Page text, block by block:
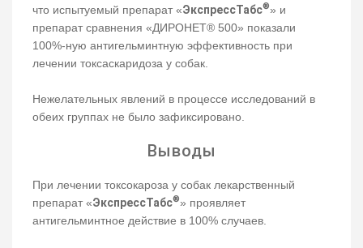
что испытуемый препарат «ЭкспрессТабс®» и
препарат сравнения «ДИРОНЕТ® 500» показали
100%-ную антигельминтную эффективность при
лечении токсаскаридоза у собак.
Нежелательных явлений в процессе исследований в
обеих группах не было зафиксировано.
Выводы
При лечении токсокароза у собак лекарственный
препарат «ЭкспрессТабс®» проявляет
антигельминтное действие в 100% случаев.